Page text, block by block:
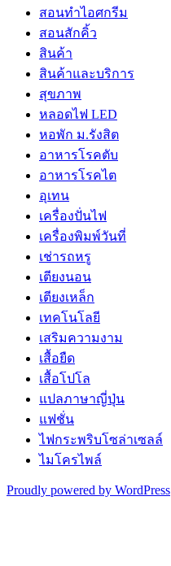
สอนทำไอศกรีม
สอนสักคิ้ว
สินค้า
สินค้าและบริการ
สุขภาพ
หลอดไฟ LED
หอพัก ม.รังสิต
อาหารโรคตับ
อาหารโรคไต
อุเทน
เครื่องปั่นไฟ
เครื่องพิมพ์วันที่
เช่ารถหรู
เตียงนอน
เตียงเหล็ก
เทคโนโลยี
เสริมความงาม
เสื้อยืด
เสื้อโปโล
แปลภาษาญี่ปุ่น
แฟชั่น
ไฟกระพริบโซล่าเซลล์
ไมโครไพล์
Proudly powered by WordPress